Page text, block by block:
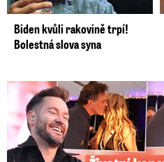
Biden kvůli rakovině trpí!
Bolestná slova syna
Koncert Ztraceného na Letné: